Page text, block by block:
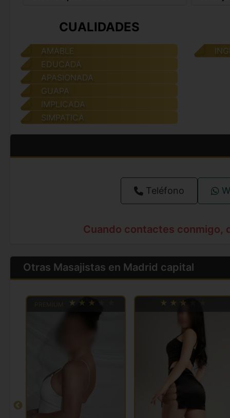
CUALIDADES
AMABLE
EDUCADA
APASIONADA
GUAPA
IMPLICADA
SIMPATICA
Teléfono
Cuando contactes conmigo,
Otras Masajistas en Madrid capital